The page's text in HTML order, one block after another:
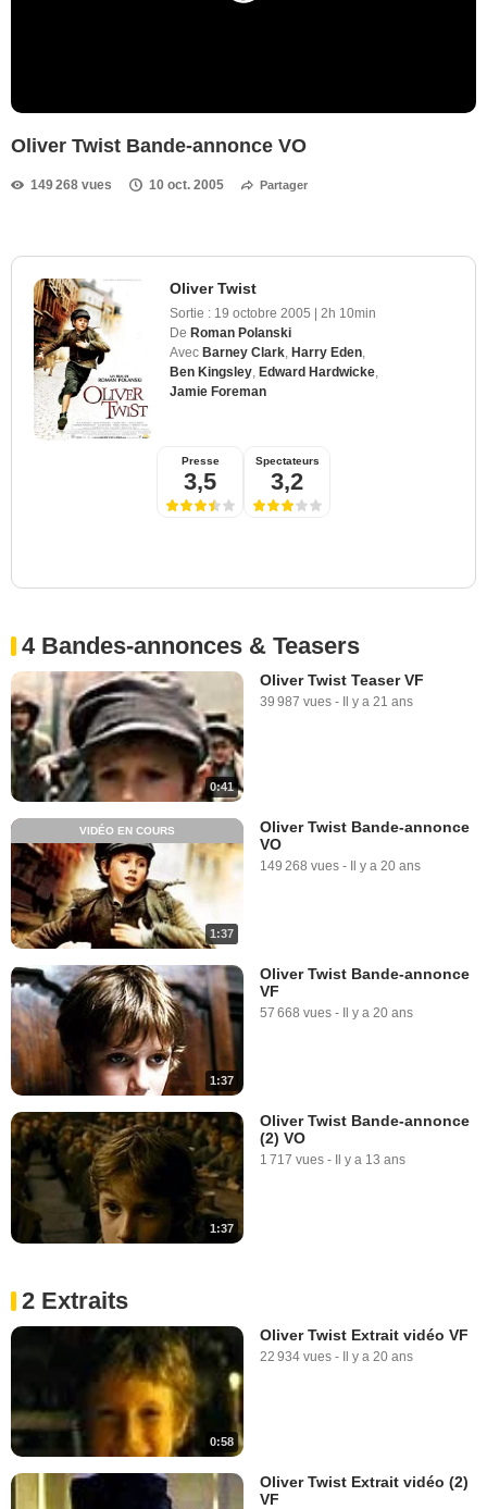
Oliver Twist Bande-annonce VO
149 268 vues 10 oct. 2005 Partager
Oliver Twist
Sortie : 19 octobre 2005 | 2h 10min
De Roman Polanski
Avec Barney Clark Harry Eden
Ben Kingsley Edward Hardwicke
Jamie Foreman
Presse
3,5
Spectateurs
3,2
4 Bandes-annonces & Teasers
0:41
Oliver Twist Teaser VF
39 987 vues - Il y a 21 ans
1:37
VIDÉO EN COURS
Oliver Twist Bande-annonce
VO
149 268 vues - Il y a 20 ans
1:37
Oliver Twist Bande-annonce
VF
57 668 vues - Il y a 20 ans
1:37
Oliver Twist Bande-annonce
(2) VO
1 717 vues - Il y a 13 ans
2 Extraits
0:58
Oliver Twist Extrait vidéo VF
22 934 vues - Il y a 20 ans
Oliver Twist Extrait vidéo (2)
VF